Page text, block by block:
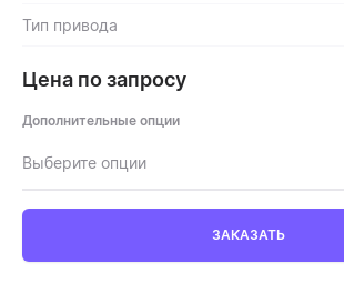
Тип привода
Цена по запросу
Дополнительные опции
Выберите опции
ЗАКАЗАТЬ